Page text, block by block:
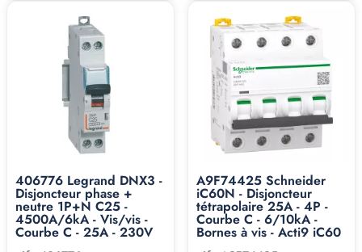
406776 Legrand DNX3 -
Disjoncteur phase +
neutre 1P+N C25 -
4500A/6kA - Vis/vis -
Courbe C - 25A - 230V
A9F74425 Schneider
iC60N - Disjoncteur
tétrapolaire 25A - 4P -
Courbe C - 6/10kA -
Bornes à vis - Acti9 iC60